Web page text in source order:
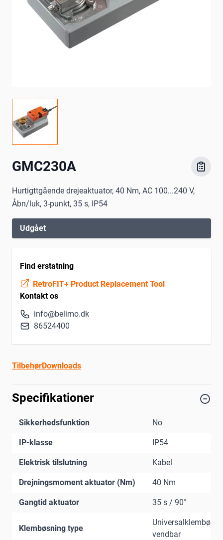
GMC230A
Hurtigttgående drejeaktuator, 40 Nm, AC 100...240 V,
Åbn/luk, 3-punkt, 35 s, IP54
Udgået
Find erstatning
RetroFIT+ Product Replacement Tool
Kontakt os
info@belimo.dk
86524400
TilbehørDownloads
Specifikationer
Sikkerhedsfunktion No
IP-klasse IP54
Elektrisk tilslutning Kabel
Drejningsmoment aktuator (Nm) 40 Nm
Gangtid aktuator 35 s / 90°
Klembøsning type
vendbar